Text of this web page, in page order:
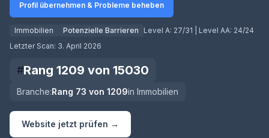
Profil übernehmen & Probleme beheben
Immobilien Potenzielle Barrieren Level A: 27/31 | Level AA: 24/24
Letzter Scan: 3. April 2026
#Rang 1209 von 15030
Branche:Rang 73 von 1209in Immobilien
Website jetzt prüfen →